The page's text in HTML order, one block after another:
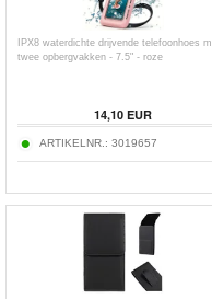
IPX8 waterdichte drijvende telefoonhoes
twee opbergvakken - 7.5" - roze
14,10EUR
ARTIKELNR.: 3019657